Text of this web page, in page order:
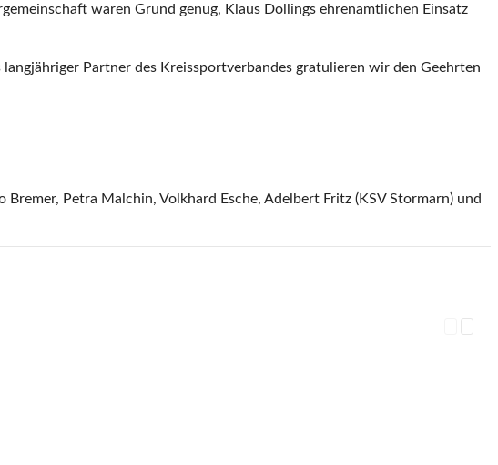
waren Grund genug, Klaus Dollings ehrenamtlichen Einsatz
Partner des Kreissportverbandes gratulieren wir den Geehrten
Petra Malchin, Volkhard Esche, Adelbert Fritz (KSV Stormarn) und